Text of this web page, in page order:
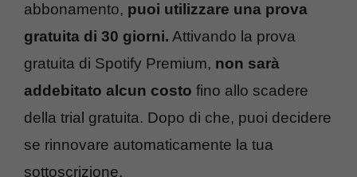
abbonamento, puoi utilizzare una prova
gratuita di 30 giorni. Attivando la prova
gratuita di Spotify Premium, non sarà
addebitato alcun costo fino allo scadere
della trial gratuita. Dopo di che, puoi decidere
se rinnovare automaticamente la tua
sottoscrizione.